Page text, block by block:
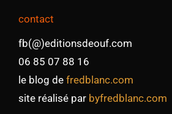
contact
fb(@)editionsdeouf.com
06 85 07 88 16
le blog de fredblanc.com
site réalisé par byfredblanc.com